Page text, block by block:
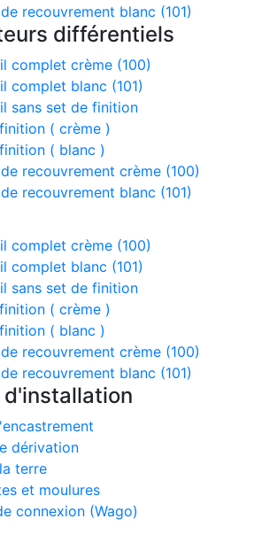
recouvrement blanc (101)
différentiels
complet crème (100)
complet blanc (101)
sans set de finition
( crème )
( blanc )
recouvrement crème (100)
recouvrement blanc (101)
complet crème (100)
complet blanc (101)
sans set de finition
( crème )
( blanc )
recouvrement crème (100)
recouvrement blanc (101)
dérivation
terre
et moulures
connexion (Wago)